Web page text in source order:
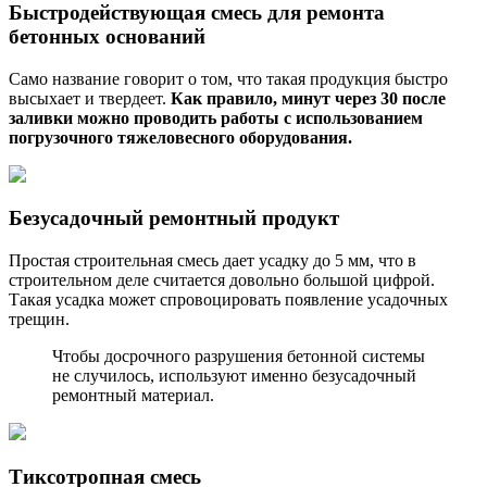
Быстродействующая смесь для ремонта
бетонных оснований
Само название говорит о том, что такая продукция быстро
высыхает и твердеет. Как правило, минут через 30 после
заливки можно проводить работы с использованием
погрузочного тяжеловесного оборудования.
Безусадочный ремонтный продукт
Простая строительная смесь дает усадку до 5 мм, что в
строительном деле считается довольно большой цифрой.
Такая усадка может спровоцировать появление усадочных
трещин.
Чтобы досрочного разрушения бетонной системы
не случилось, используют именно безусадочный
ремонтный материал.
Тиксотропная смесь